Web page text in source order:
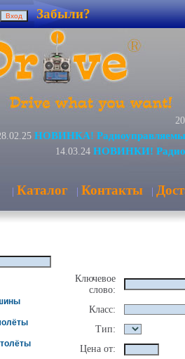
Забыли?
НОВИНКА!
14.03.24 НОВИНКИ!
Каталог | Контакты |
Ключевое
слово:
Класс:
Тип:
Цена от: